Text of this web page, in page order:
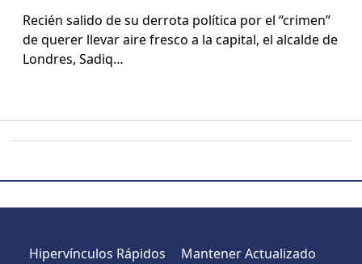
Recién sali­do de su der­ro­ta políti­ca por el “crimen”
de quer­er lle­var aire fres­co a la cap­i­tal, el alcalde de
Lon­dres, Sadiq…
Hipervínculos Rápidos
Mantener Actualizado